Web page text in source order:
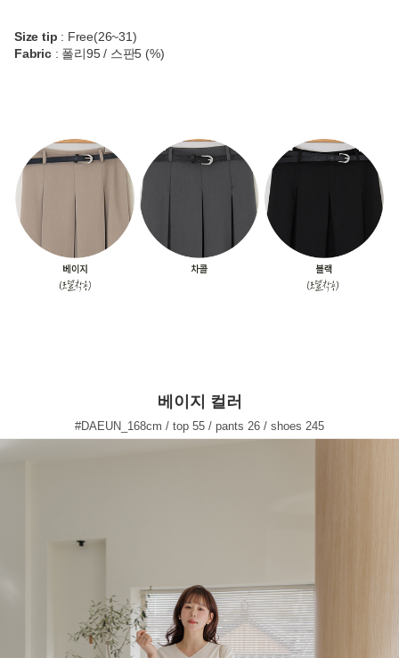
Size tip : Free(26~31)
Fabric: 폴리95 / 스판5 (%)
베이지 컬러
#DAEUN_168cm / top 55 / pants 26 / shoes 245